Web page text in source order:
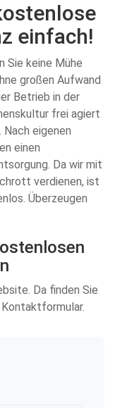
einfach!
Sie keine Mühe
großen Aufwand
Betrieb in der
frei agiert
eigenen
einen
Da wir mit
verdienen, ist
Überzeugen
Da finden Sie